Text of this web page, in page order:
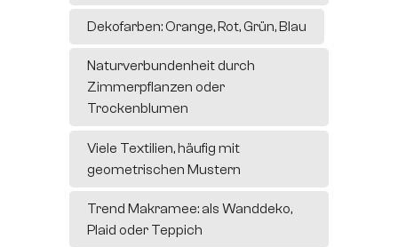
Dekofarben: Orange, Rot, Grün, Blau
Naturverbundenheit durch
Zimmerpflanzen oder
Trockenblumen
Viele Textilien, häufig mit
geometrischen Mustern
Trend Makramee: als Wanddeko,
Plaid oder Teppich